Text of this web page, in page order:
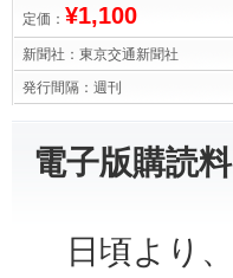
定価： ¥1,100
新聞社： 東京交通新聞社
発行間隔： 週刊
電子版購読
日頃より